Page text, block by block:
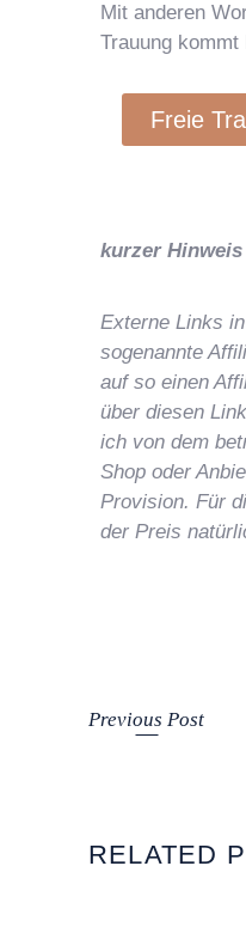
Mit anderen
Trauung
Freie
kurzer
Externe Links
sogenannte
auf so einen
über diesen
ich von dem
Shop oder
Provision. Für
der Preis
Previous Post
RELATED